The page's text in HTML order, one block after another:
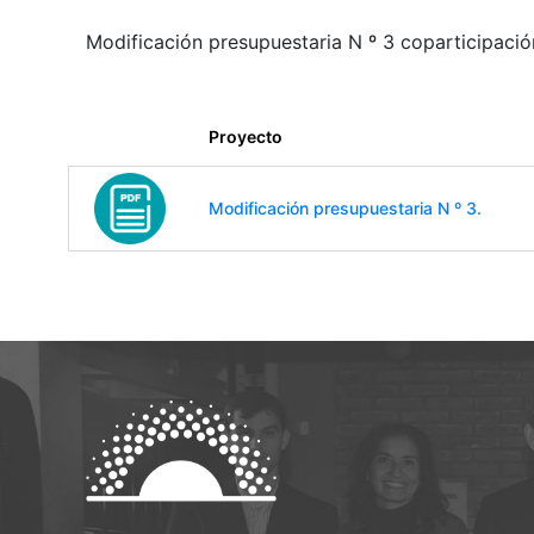
Modificación presupuestaria N º 3
Proyecto
Modificación presupuestaria N º 3.